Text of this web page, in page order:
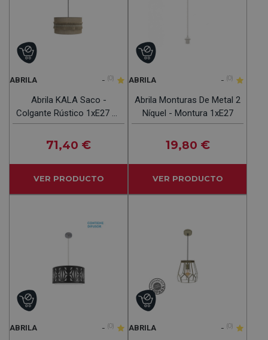
ABRILA - (0)
Abrila KALA Saco -
Colgante Rústico 1xE27 40
Cm
71,40 €
VER PRODUCTO
ABRILA - (0)
Abrila Monturas De Metal 2
Níquel - Montura 1xE27
19,80 €
VER PRODUCTO
ABRILA - (0) ABRILA - (0)